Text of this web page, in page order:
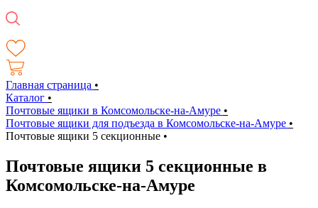
Главная страница •
Каталог •
Почтовые ящики в Комсомольске-на-Амуре •
Почтовые ящики для подъезда в Комсомольске-на-Амуре •
Почтовые ящики 5 секционные •
Почтовые ящики 5 секционные в
Комсомольске-на-Амуре